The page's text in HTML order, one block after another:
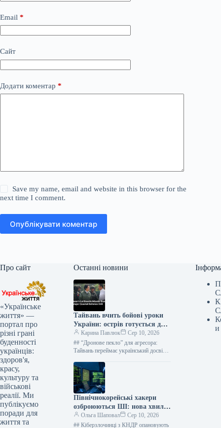
Email *
Сайт
Додати коментар *
Save my name, email and website in this browser for the
next time I comment.
Опублікувати коментар
Про сайт
«Українське
життя» —
портал про
різні грані
буденності
українців:
здоров'я,
красу,
культуру та
військові
реалії. Ми
публікуємо
поради для
життя та
Останні новини
Тайвань вчить бойові уроки
України: острів готується до
війни з Китаєм
Карина Павлюк
Сер 10, 2026
## “Дронове пекло” для агресора:
Тайвань переймає український досвід
Республіці Міністерство оборони
Тайваню активно інтегрує безпілотні
технології…
Північнокорейські хакери
озброюються ШІ: нова хвиля
кіберзагроз вже тут
Ольга Шаповал
Сер 10, 2026
## Кіберзлочинці з КНДР опановують
и